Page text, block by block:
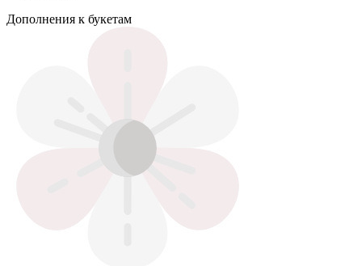
Дополнения к букетам